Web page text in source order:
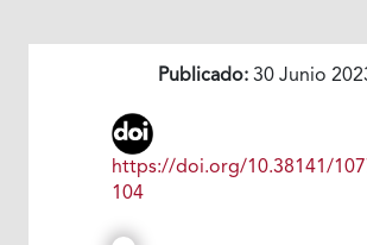
Publicado: 30 Junio
https://doi.org/10.38141/
104